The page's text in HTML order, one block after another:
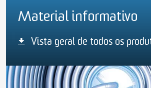
Material informativo
Vista geral de todos os